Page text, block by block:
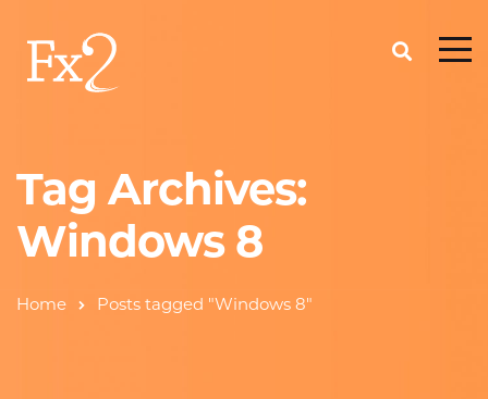
Tag Archives:
Windows 8
Home Posts tagged "Windows 8"